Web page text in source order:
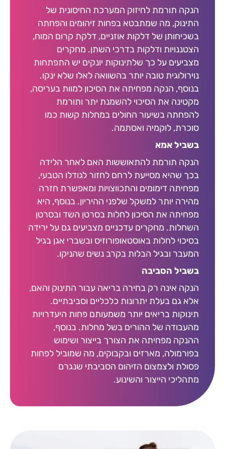
הנקה תורמת לחיזוק המערכת החיסונית של
התינוק, מה שמתבטא בפחות זיהומים והפחתה
בשכיחותן של דלקות אוזניים, דלקת קרום המוח,
הצטננויות ודלקות בדרכי השתן. מחקרים
מצביעים על כך שלתינוקות יונקים יש התפתחות
נוירולוגית טובה יותר בהשוואה לאלו שלא ינקו.
בנוסף, הנקה מפחיתה את הסיכון למוות בעריסה,
מקטינה את הסיכוי להשמנת יתר ותורמת
להפחתה בשיעור החולים במחלות קשות כמו
סוכרת, לוקמיה ואסתמה.
בשביל אמא
הנקה תורמת להתאוששות האם לאחר הלידה
בכך שהיא מסייעת לרחם לחזור לגודלו הטבעי,
מפחיתה דימומים והתכווצויות ומאפשרת חזרה
מהירה יותר למשקל שלפני ההיריון. בנוסף, היא
מפחיתה את הסיכון לחלות בסרטן השד ובסרטן
השחלות. מחקרים עדכניים מצביעים גם על ירידה
בסיכוי לחלות באוסטאופורוזיס ובשברי אגן בגיל
המעבר ובגיל הבלות בקרב נשים שהניקו.
בשביל הסביבה
הנקה אינה רק בחירה בריאה עבור התינוק והאם,
אלא גם בעלת יתרונות כלכליים וסביבתיים.
תינוקות בריאים יותר משמעותם פחות היעדרויות
מהעבודה של ההורים בשל מחלות. בנוסף,
ההנקה מפחיתה את הצורך בייצור ושימוש
בפורמולה, מארזים ובקבוקים, מה שמוביל לפחות
פסולת ולצמצום הזיהום הסביבתי שנגרם
מתהליכי הייצור והשינוע.